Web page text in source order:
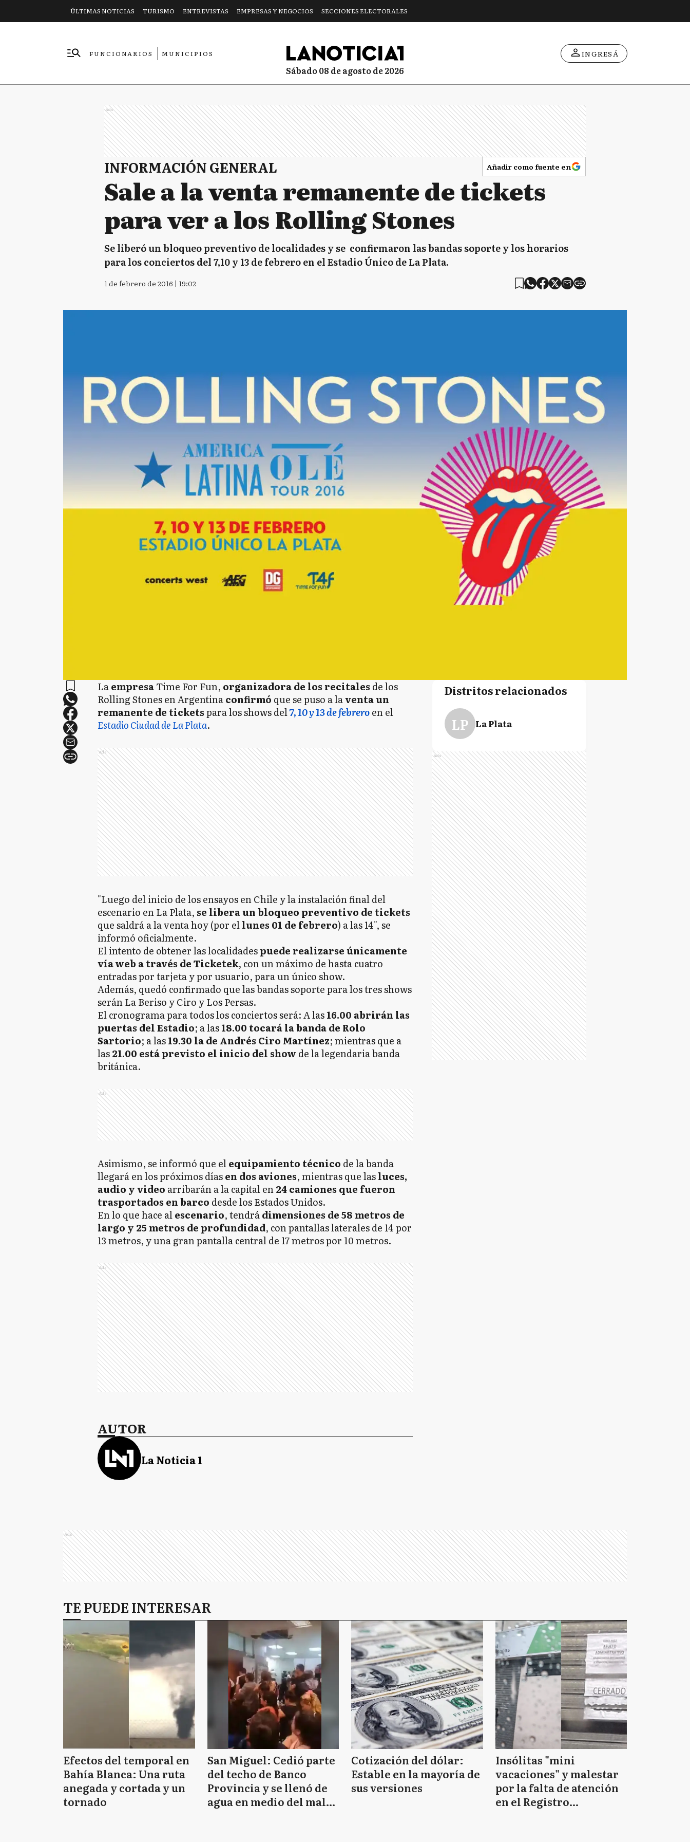
ÚLTIMAS NOTICIAS TURISMO ENTREVISTAS EMPRESAS Y NEGOCIOS SECCIONES ELECTORALES
FUNCIONARIOS
MUNICIPIOS
sábado 08 de agosto de 2026
INGRESÁ
Ads
INFORMACIÓN GENERAL Añadir como fuente en
Sale a la venta remanente de tickets
para ver a los Rolling Stones
Se liberó un bloqueo preventivo de localidades y se confirmaron las bandas soporte y los horarios
para los conciertos del 7,10 y 13 de febrero en el Estadio Único de La Plata.
1 de febrero de 2016 | 19:02
LaempresaTime For Fun, organizadora de los recitales de los
Rolling Stones en Argentinaconfirmó que se puso a laventa un
remanente de ticketspara los shows del7, 10 y 13 de febreroen el
Estadio Ciudad de La Plata.
Ads
"Luego del inicio de los ensayos en Chile y la instalación final del
escenario en La Plata, se libera un bloqueo preventivo de tickets
que saldrá a la venta hoy (por ellunes 01 de febrero) a las 14", se
informó oficialmente.
El intento de obtener las localidadespuede realizarse únicamente
vía web a través de Ticketek, con un máximo de hasta cuatro
entradas por tarjeta y por usuario, para un único show.
Además, quedó confirmado que las bandas soporte para los tres shows
serán La Beriso y Ciro y Los Persas.
El cronograma para todos los conciertos será: A las16.00 abrirán las
puertas del Estadio; a las18.00 tocará la banda de Rolo
Sartorio; a las19.30 la de Andrés Ciro Martínez; mientras que a
las21.00 está previsto el inicio del show de la legendaria banda
británica.
Ads
Asimismo, se informó que elequipamiento técnico de la banda
llegará en los próximos díasen dos aviones, mientras que lasluces,
audio y video arribarán a la capital en24 camiones que fueron
trasportados en barco desde los Estados Unidos.
En lo que hace alescenario, tendrádimensiones de 58 metros de
largo y 25 metros de profundidad, con pantallas laterales de 14 por
13 metros, y una gran pantalla central de 17 metros por 10 metros.
Ads
AUTOR
La Noticia 1
Distritos relacionados
LP La Plata
Ads
Ads
TE PUEDE INTERESAR
Efectos del temporal en
Bahía Blanca: Una ruta
anegada y cortada y un
tornado
San Miguel: Cedió parte
del techo de Banco
Provincia y se llenó de
agua en medio del mal
Cotización del dólar:
Estable en la mayoría de
sus versiones
Insólitas "mini
vacaciones" y malestar
por la falta de atención
en el Registro